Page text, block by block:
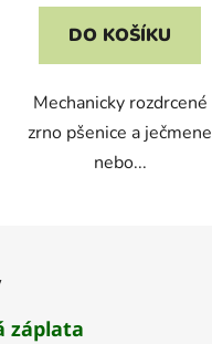
DO KOŠÍKU
Mechanicky rozdrcené
zrno pšenice a ječmene
nebo...
záplata